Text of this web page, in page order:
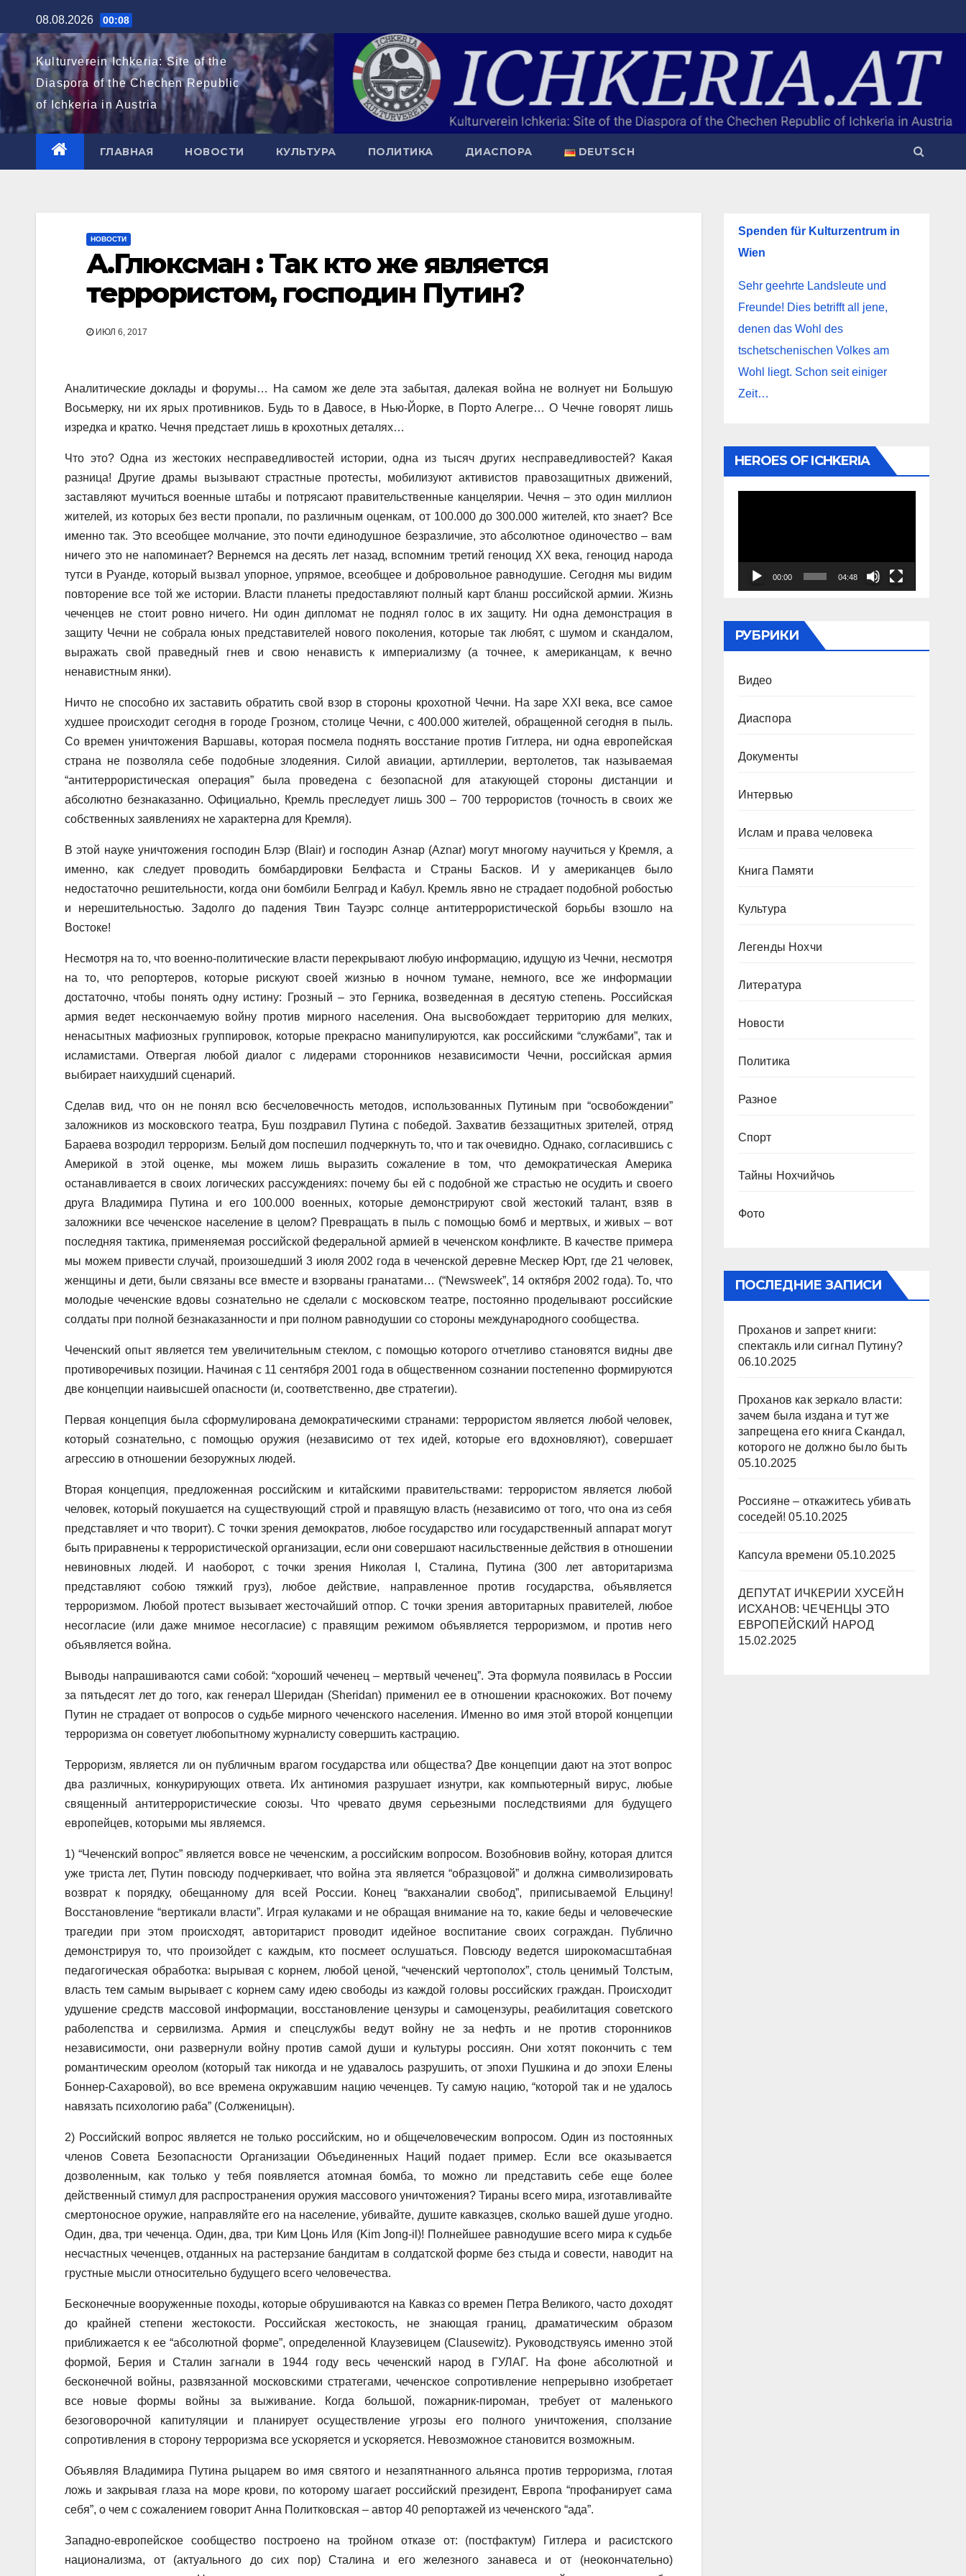
к
содержимому
08.08.2026 00:08
Kulturverein Ichkeria: Site of the
Diaspora of the Chechen Republic
of Ichkeria in Austria
ГЛАВНАЯ НОВОСТИ КУЛЬТУРА ПОЛИТИКА ДИАСПОРА DEUTSCH
НОВОСТИ
А.Глюксман : Так кто же является
террористом, господин Путин?
ИЮЛ 6, 2017
Аналитические доклады и форумы… На самом же деле эта забытая, далекая война не волнует ни Большую
Восьмерку, ни их ярых противников. Будь то в Давосе, в Нью-Йорке, в Порто Алегре… О Чечне говорят лишь
изредка и кратко. Чечня предстает лишь в крохотных деталях…
Что это? Одна из жестоких несправедливостей истории, одна из тысяч других несправедливостей? Какая
разница! Другие драмы вызывают страстные протесты, мобилизуют активистов правозащитных движений,
заставляют мучиться военные штабы и потрясают правительственные канцелярии. Чечня – это один миллион
жителей, из которых без вести пропали, по различным оценкам, от 100.000 до 300.000 жителей, кто знает? Все
именно так. Это всеобщее молчание, это почти единодушное безразличие, это абсолютное одиночество – вам
ничего это не напоминает? Вернемся на десять лет назад, вспомним третий геноцид XX века, геноцид народа
тутси в Руанде, который вызвал упорное, упрямое, всеобщее и добровольное равнодушие. Сегодня мы видим
повторение все той же истории. Власти планеты предоставляют полный карт бланш российской армии. Жизнь
чеченцев не стоит ровно ничего. Ни один дипломат не поднял голос в их защиту. Ни одна демонстрация в
защиту Чечни не собрала юных представителей нового поколения, которые так любят, с шумом и скандалом,
выражать свой праведный гнев и свою ненависть к империализму (а точнее, к американцам, к вечно
ненавистным янки).
Ничто не способно их заставить обратить свой взор в стороны крохотной Чечни. На заре XXI века, все самое
худшее происходит сегодня в городе Грозном, столице Чечни, с 400.000 жителей, обращенной сегодня в пыль.
Со времен уничтожения Варшавы, которая посмела поднять восстание против Гитлера, ни одна европейская
страна не позволяла себе подобные злодеяния. Силой авиации, артиллерии, вертолетов, так называемая
“антитеррористическая операция” была проведена с безопасной для атакующей стороны дистанции и
абсолютно безнаказанно. Официально, Кремль преследует лишь 300 – 700 террористов (точность в своих же
собственных заявлениях не характерна для Кремля).
В этой науке уничтожения господин Блэр (Blair) и господин Азнар (Aznar) могут многому научиться у Кремля, а
именно, как следует проводить бомбардировки Белфаста и Страны Басков. И у американцев было
недостаточно решительности, когда они бомбили Белград и Кабул. Кремль явно не страдает подобной робостью
и нерешительностью. Задолго до падения Твин Тауэрс солнце антитеррористической борьбы взошло на
Востоке!
Несмотря на то, что военно-политические власти перекрывают любую информацию, идущую из Чечни, несмотря
на то, что репортеров, которые рискуют своей жизнью в ночном тумане, немного, все же информации
достаточно, чтобы понять одну истину: Грозный – это Герника, возведенная в десятую степень. Российская
армия ведет нескончаемую войну против мирного населения. Она высвобождает территорию для мелких,
ненасытных мафиозных группировок, которые прекрасно манипулируются, как российскими “службами”, так и
исламистами. Отвергая любой диалог с лидерами сторонников независимости Чечни, российская армия
выбирает наихудший сценарий.
Сделав вид, что он не понял всю бесчеловечность методов, использованных Путиным при “освобождении”
заложников из московского театра, Буш поздравил Путина с победой. Захватив беззащитных зрителей, отряд
Бараева возродил терроризм. Белый дом поспешил подчеркнуть то, что и так очевидно. Однако, согласившись с
Америкой в этой оценке, мы можем лишь выразить сожаление в том, что демократическая Америка
останавливается в своих логических рассуждениях: почему бы ей с подобной же страстью не осудить и своего
друга Владимира Путина и его 100.000 военных, которые демонстрируют свой жестокий талант, взяв в
заложники все чеченское население в целом? Превращать в пыль с помощью бомб и мертвых, и живых – вот
последняя тактика, применяемая российской федеральной армией в чеченском конфликте. В качестве примера
мы можем привести случай, произошедший 3 июля 2002 года в чеченской деревне Мескер Юрт, где 21 человек,
женщины и дети, были связаны все вместе и взорваны гранатами… (“Newsweek”, 14 октября 2002 года). То, что
молодые чеченские вдовы сознательно не сделали с московском театре, постоянно проделывают российские
солдаты при полной безнаказанности и при полном равнодушии со стороны международного сообщества.
Чеченский опыт является тем увеличительным стеклом, с помощью которого отчетливо становятся видны две
противоречивых позиции. Начиная с 11 сентября 2001 года в общественном сознании постепенно формируются
две концепции наивысшей опасности (и, соответственно, две стратегии).
Первая концепция была сформулирована демократическими странами: террористом является любой человек,
который сознательно, с помощью оружия (независимо от тех идей, которые его вдохновляют), совершает
агрессию в отношении безоружных людей.
Вторая концепция, предложенная российским и китайскими правительствами: террористом является любой
человек, который покушается на существующий строй и правящую власть (независимо от того, что она из себя
представляет и что творит). С точки зрения демократов, любое государство или государственный аппарат могут
быть приравнены к террористической организации, если они совершают насильственные действия в отношении
невиновных людей. И наоборот, с точки зрения Николая I, Сталина, Путина (300 лет авторитаризма
представляют собою тяжкий груз), любое действие, направленное против государства, объявляется
терроризмом. Любой протест вызывает жесточайший отпор. С точки зрения авторитарных правителей, любое
несогласие (или даже мнимое несогласие) с правящим режимом объявляется терроризмом, и против него
объявляется война.
Выводы напрашиваются сами собой: “хороший чеченец – мертвый чеченец”. Эта формула появилась в России
за пятьдесят лет до того, как генерал Шеридан (Sheridan) применил ее в отношении краснокожих. Вот почему
Путин не страдает от вопросов о судьбе мирного чеченского населения. Именно во имя этой второй концепции
терроризма он советует любопытному журналисту совершить кастрацию.
Терроризм, является ли он публичным врагом государства или общества? Две концепции дают на этот вопрос
два различных, конкурирующих ответа. Их антиномия разрушает изнутри, как компьютерный вирус, любые
священный антитеррористические союзы. Что чревато двумя серьезными последствиями для будущего
европейцев, которыми мы являемся.
1) “Чеченский вопрос” является вовсе не чеченским, а российским вопросом. Возобновив войну, которая длится
уже триста лет, Путин повсюду подчеркивает, что война эта является “образцовой” и должна символизировать
возврат к порядку, обещанному для всей России. Конец “вакханалии свобод”, приписываемой Ельцину!
Восстановление “вертикали власти”. Играя кулаками и не обращая внимание на то, какие беды и человеческие
трагедии при этом происходят, авторитарист проводит идейное воспитание своих сограждан. Публично
демонстрируя то, что произойдет с каждым, кто посмеет ослушаться. Повсюду ведется широкомасштабная
педагогическая обработка: вырывая с корнем, любой ценой, “чеченский чертополох”, столь ценимый Толстым,
власть тем самым вырывает с корнем саму идею свободы из каждой головы российских граждан. Происходит
удушение средств массовой информации, восстановление цензуры и самоцензуры, реабилитация советского
раболепства и сервилизма. Армия и спецслужбы ведут войну не за нефть и не против сторонников
независимости, они развернули войну против самой души и культуры россиян. Они хотят покончить с тем
романтическим ореолом (который так никогда и не удавалось разрушить, от эпохи Пушкина и до эпохи Елены
Боннер-Сахаровой), во все времена окружавшим нацию чеченцев. Ту самую нацию, “которой так и не удалось
навязать психологию раба” (Солженицын).
2) Российский вопрос является не только российским, но и общечеловеческим вопросом. Один из постоянных
членов Совета Безопасности Организации Объединенных Наций подает пример. Если все оказывается
дозволенным, как только у тебя появляется атомная бомба, то можно ли представить себе еще более
действенный стимул для распространения оружия массового уничтожения? Тираны всего мира, изготавливайте
смертоносное оружие, направляйте его на население, убивайте, душите кавказцев, сколько вашей душе угодно.
Один, два, три чеченца. Один, два, три Ким Цонь Иля (Kim Jong-il)! Полнейшее равнодушие всего мира к судьбе
несчастных чеченцев, отданных на растерзание бандитам в солдатской форме без стыда и совести, наводит на
грустные мысли относительно будущего всего человечества.
Бесконечные вооруженные походы, которые обрушиваются на Кавказ со времен Петра Великого, часто доходят
до крайней степени жестокости. Российская жестокость, не знающая границ, драматическим образом
приближается к ее “абсолютной форме”, определенной Клаузевицем (Clausewitz). Руководствуясь именно этой
формой, Берия и Сталин загнали в 1944 году весь чеченский народ в ГУЛАГ. На фоне абсолютной и
бесконечной войны, развязанной московскими стратегами, чеченское сопротивление непрерывно изобретает
все новые формы войны за выживание. Когда большой, пожарник-пироман, требует от маленького
безоговорочной капитуляции и планирует осуществление угрозы его полного уничтожения, сползание
сопротивления в сторону терроризма все ускоряется и ускоряется. Невозможное становится возможным.
Объявляя Владимира Путина рыцарем во имя святого и незапятнанного альянса против терроризма, глотая
ложь и закрывая глаза на море крови, по которому шагает российский президент, Европа “профанирует сама
себя”, о чем с сожалением говорит Анна Политковская – автор 40 репортажей из чеченского “ада”.
Западно-европейское сообщество построено на тройном отказе от: (постфактум) Гитлера и расистского
национализма, от (актуального до сих пор) Сталина и его железного занавеса и от (неокончательно)
Spenden für Kulturzentrum in
Wien
Sehr geehrte Landsleute und
Freunde! Dies betrifft all jene,
denen das Wohl des
tschetschenischen Volkes am
Wohl liegt. Schon seit einiger
Zeit…
HEROES OF ICHKERIA
00:00 04:48
РУБРИКИ
Видео
Диаспора
Документы
Интервью
Ислам и права человека
Книга Памяти
Культура
Легенды Нохчи
Литература
Новости
Политика
Разное
Спорт
Тайны Нохчийчоь
Фото
ПОСЛЕДНИЕ ЗАПИСИ
Проханов и запрет книги:
спектакль или сигнал Путину?
06.10.2025
Проханов как зеркало власти:
зачем была издана и тут же
запрещена его книга Скандал,
которого не должно было быть
05.10.2025
Россияне – откажитесь убивать
соседей! 05.10.2025
Капсула времени 05.10.2025
ДЕПУТАТ ИЧКЕРИИ ХУСЕЙН
ИСХАНОВ: ЧЕЧЕНЦЫ ЭТО
ЕВРОПЕЙСКИЙ НАРОД
15.02.2025